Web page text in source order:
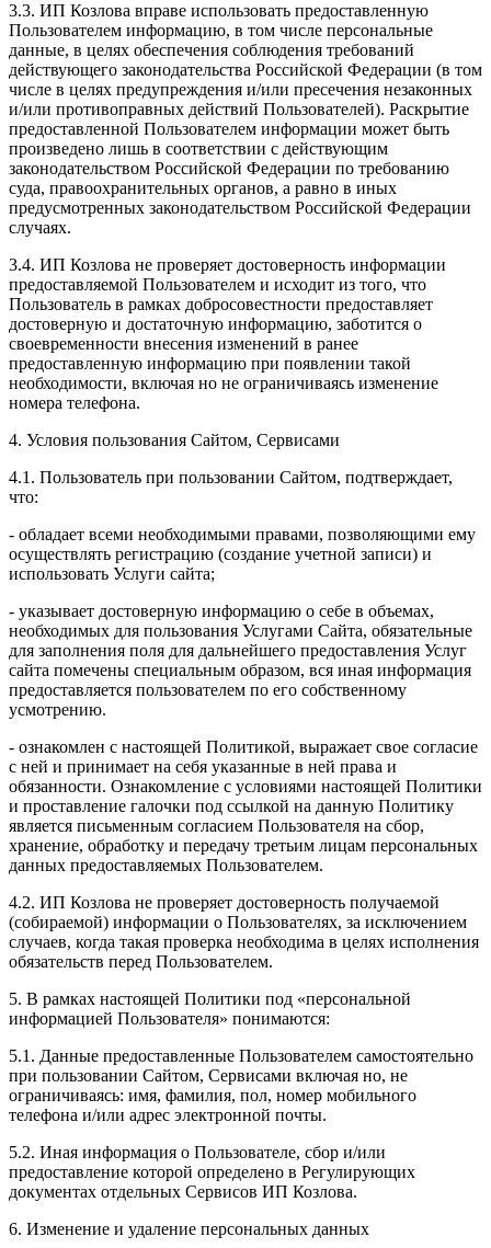
3.3. ИП Козлова вправе использовать предоставленную
Пользователем информацию, в том числе персональные
данные, в целях обеспечения соблюдения требований
действующего законодательства Российской Федерации (в том
числе в целях предупреждения и/или пресечения незаконных
и/или противоправных действий Пользователей). Раскрытие
предоставленной Пользователем информации может быть
произведено лишь в соответствии с действующим
законодательством Российской Федерации по требованию
суда, правоохранительных органов, а равно в иных
предусмотренных законодательством Российской Федерации
случаях.
3.4. ИП Козлова не проверяет достоверность информации
предоставляемой Пользователем и исходит из того, что
Пользователь в рамках добросовестности предоставляет
достоверную и достаточную информацию, заботится о
своевременности внесения изменений в ранее
предоставленную информацию при появлении такой
необходимости, включая но не ограничиваясь изменение
номера телефона.
4. Условия пользования Сайтом, Сервисами
4.1. Пользователь при пользовании Сайтом, подтверждает,
что:
- обладает всеми необходимыми правами, позволяющими ему
осуществлять регистрацию (создание учетной записи) и
использовать Услуги сайта;
- указывает достоверную информацию о себе в объемах,
необходимых для пользования Услугами Сайта, обязательные
для заполнения поля для дальнейшего предоставления Услуг
сайта помечены специальным образом, вся иная информация
предоставляется пользователем по его собственному
усмотрению.
- ознакомлен с настоящей Политикой, выражает свое согласие
с ней и принимает на себя указанные в ней права и
обязанности. Ознакомление с условиями настоящей Политики
и проставление галочки под ссылкой на данную Политику
является письменным согласием Пользователя на сбор,
хранение, обработку и передачу третьим лицам персональных
данных предоставляемых Пользователем.
4.2. ИП Козлова не проверяет достоверность получаемой
(собираемой) информации о Пользователях, за исключением
случаев, когда такая проверка необходима в целях исполнения
обязательств перед Пользователем.
5. В рамках настоящей Политики под «персональной
информацией Пользователя» понимаются:
5.1. Данные предоставленные Пользователем самостоятельно
при пользовании Сайтом, Сервисами включая но, не
ограничиваясь: имя, фамилия, пол, номер мобильного
телефона и/или адрес электронной почты.
5.2. Иная информация о Пользователе, сбор и/или
предоставление которой определено в Регулирующих
документах отдельных Сервисов ИП Козлова.
6. Изменение и удаление персональных данных